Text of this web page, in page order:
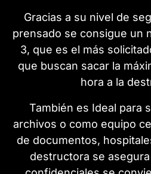
Gracias a su nivel de
prensado se consigue un
3, que es el más
que buscan sacar la
hora a la
También es Ideal para
archivos o como equipo
de documentos,
destructora se